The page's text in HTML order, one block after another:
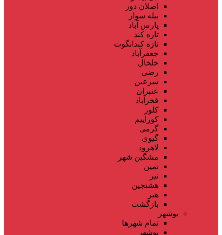
اصلان دوز
بیله سوار
پارس آباد
تازه کند
تازه کندانگوت
جعفرآباد
خلخال
رضی
سرعین
عنبران
فخرآباد
کلور
کوراییم
گرمی
گیوی
لاهرود
مشگین شهر
نمین
نیر
هشتجین
هیر
بازگشت
بوشهر
تمام شهر‌ها
بوشهر